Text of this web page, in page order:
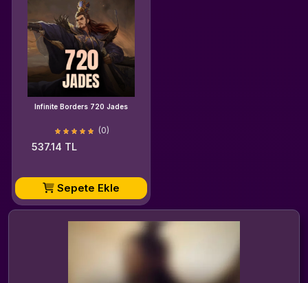
Infinite Borders 720 Jades
(0)
537.14 TL
Sepete Ekle